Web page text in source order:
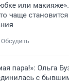
или
чаще
Обсудить
пара!»: Ольга
с